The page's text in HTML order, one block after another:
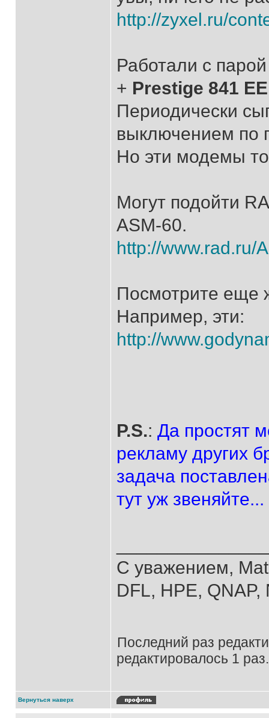
http://zyxel.ru/
Работали с
+ Prestige 841 EE
Периодически
выключением по
Но эти модемы
Могут подойти
ASM-60.
http://www.rad.ru/
Посмотрите еще
Например, эти:
http://
P.S.: Да простят
рекламу других
задача
тут уж звеняйте...
С уважением,
DFL, HPE,
Последний раз
редактировалось 1 раз.
Вернуться наверх